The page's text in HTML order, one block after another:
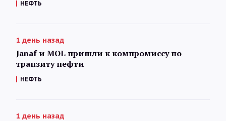
НЕФТЬ
1 день назад
Janaf и MOL пришли к компромиссу по
транзиту нефти
НЕФТЬ
1 день назад